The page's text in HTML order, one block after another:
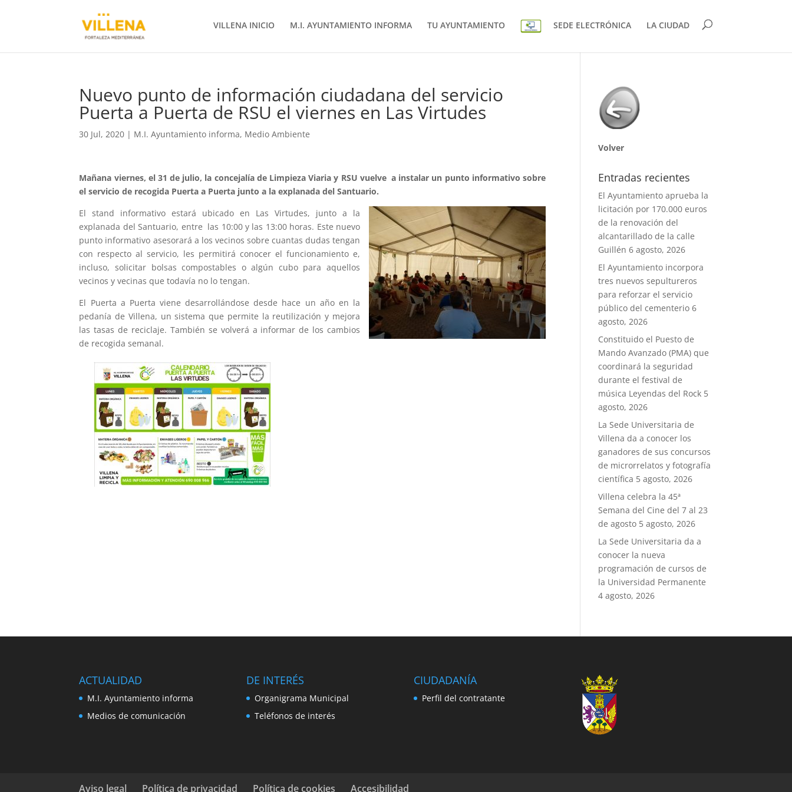
VILLENA INICIO M.I. AYUNTAMIENTO INFORMA TU AYUNTAMIENTO SEDE ELECTRÓNICA LA CIUDAD
Nuevo punto de información ciudadana del servicio
Puerta a Puerta de RSU el viernes en Las Virtudes
30 Jul, 2020 | M.I. Ayuntamiento informa, Medio Ambiente
Mañana viernes, el 31 de julio, la concejalía de Limpieza Viaria y RSU vuelve a instalar un punto informativo sobre
el servicio de recogida Puerta a Puerta junto a la explanada del Santuario.
El stand informativo estará ubicado en Las Virtudes, junto a la
explanada del Santuario, entre las 10:00 y las 13:00 horas. Este nuevo
punto informativo asesorará a los vecinos sobre cuantas dudas tengan
con respecto al servicio, les permitirá conocer el funcionamiento e,
incluso, solicitar bolsas compostables o algún cubo para aquellos
vecinos y vecinas que todavía no lo tengan.
El Puerta a Puerta viene desarrollándose desde hace un año en la
pedanía de Villena, un sistema que permite la reutilización y mejora
las tasas de reciclaje. También se volverá a informar de los cambios
de recogida semanal.
Volver
Entradas recientes
El Ayuntamiento aprueba la
licitación por 170.000 euros
de la renovación del
alcantarillado de la calle
Guillén 6 agosto, 2026
El Ayuntamiento incorpora
tres nuevos sepultureros
para reforzar el servicio
público del cementerio 6
agosto, 2026
Constituido el Puesto de
Mando Avanzado (PMA) que
coordinará la seguridad
durante el festival de
música Leyendas del Rock 5
agosto, 2026
La Sede Universitaria de
Villena da a conocer los
ganadores de sus concursos
de microrrelatos y fotografía
científica 5 agosto, 2026
Villena celebra la 45ª
Semana del Cine del 7 al 23
de agosto 5 agosto, 2026
La Sede Universitaria da a
conocer la nueva
programación de cursos de
la Universidad Permanente
4 agosto, 2026
ACTUALIDAD
M.I. Ayuntamiento informa
Medios de comunicación
DE INTERÉS
Organigrama Municipal
Teléfonos de interés
CIUDADANÍA
Perfil del contratante
Aviso legal Política de privacidad Política de cookies Accesibilidad